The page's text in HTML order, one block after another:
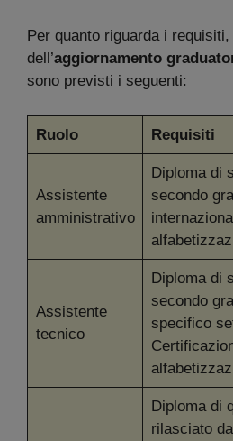
Per quanto riguarda i
dell’aggiornamento
sono previsti i seguenti:
Ruolo Requisiti
Assistente
amministrativo
Diploma di
secondo
Assistente
tecnico
Diploma di
secondo
specifico
Diploma di
rilasciato